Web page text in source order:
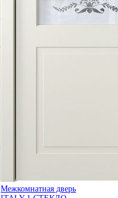
Межкомнатная дверь